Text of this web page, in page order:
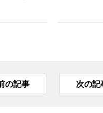
の記事 次の記